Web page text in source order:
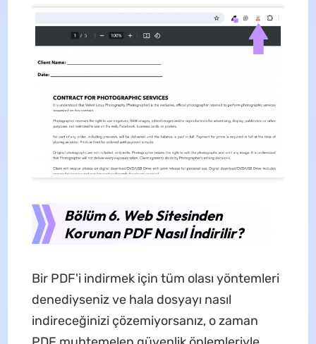
Bölüm 6. Web Sitesinden
Korunan PDF Nasıl İndirilir?
Bir PDF'i indirmek için tüm olası yöntemleri
denediyseniz ve hala dosyayı nasıl
indireceğinizi çözemiyorsanız, o zaman